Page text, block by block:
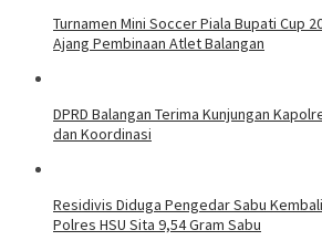
Turnamen Mini Soccer Piala Bupati Cup
Ajang Pembinaan Atlet Balangan
DPRD Balangan Terima Kunjungan
dan Koordinasi
Residivis Diduga Pengedar Sabu
Polres HSU Sita 9,54 Gram Sabu